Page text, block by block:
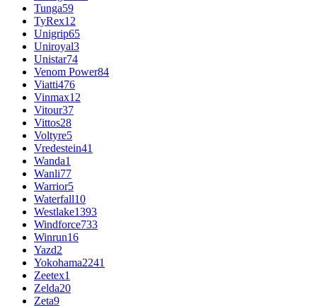
Tunga59
TyRex12
Unigrip65
Uniroyal3
Unistar74
Venom Power84
Viatti476
Vinmax12
Vitour37
Vittos28
Voltyre5
Vredestein41
Wanda1
Wanli77
Warrior5
Waterfall10
Westlake1393
Windforce733
Winrun16
Yazd2
Yokohama2241
Zeetex1
Zelda20
Zeta9